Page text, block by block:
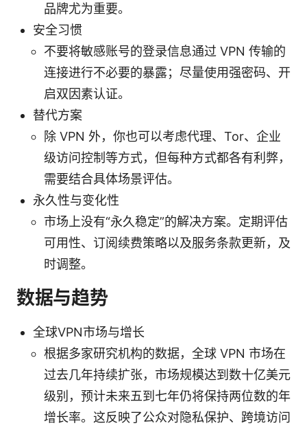
品牌尤为重要。
安全习惯
不要将敏感账号的登录信息通过 VPN 传输的
连接进行不必要的暴露；尽量使用强密码、开
启双因素认证。
替代方案
除 VPN 外，你也可以考虑代理、Tor、企业
级访问控制等方式，但每种方式都各有利弊，
需要结合具体场景评估。
永久性与变化性
市场上没有“永久稳定”的解决方案。定期评估
可用性、订阅续费策略以及服务条款更新，及
时调整。
数据与趋势
全球VPN市场与增长
根据多家研究机构的数据，全球 VPN 市场在
过去几年持续扩张，市场规模达到数十亿美元
级别，预计未来五到七年仍将保持两位数的年
增长率。这反映了公众对隐私保护、跨境访问